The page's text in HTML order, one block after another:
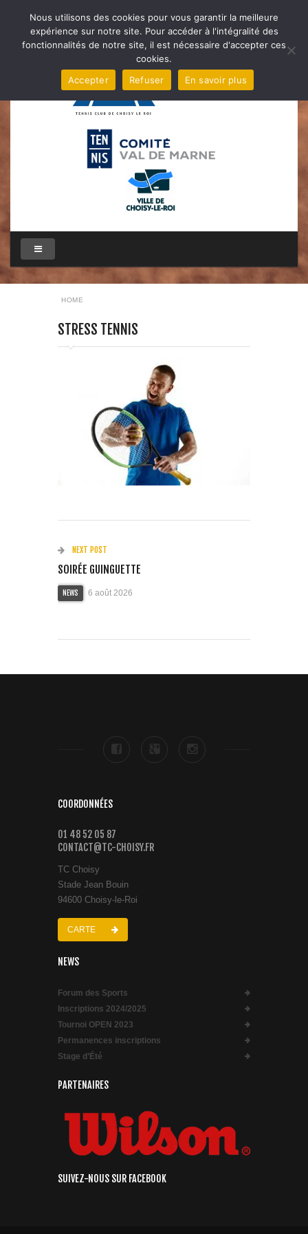
HOME
STRESS TENNIS
NEXT POST
SOIRÉE GUINGUETTE
NEWS 6 août 2026
COORDONNÉES
01 48 52 05 87
CONTACT@TC-CHOISY.FR
TC Choisy
Stade Jean Bouin
94600 Choisy-le-Roi
CARTE
NEWS
Forum des Sports
Inscriptions 2024/2025
Tournoi OPEN 2023
Permanences inscriptions
Stage d’Été
PARTENAIRES
SUIVEZ-NOUS SUR FACEBOOK
Nous utilisons des cookies pour vous garantir la meilleure
expérience sur notre site. Pour accéder à l'intégralité des
fonctionnalités de notre site, il est nécessaire d'accepter ces
cookies.
Accepter
Refuser En savoir plus